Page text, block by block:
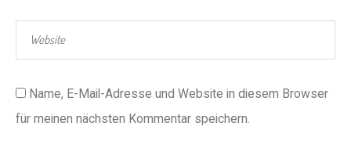
Name, E-Mail-Adresse und Website in diesem Browser
für meinen nächsten Kommentar speichern.